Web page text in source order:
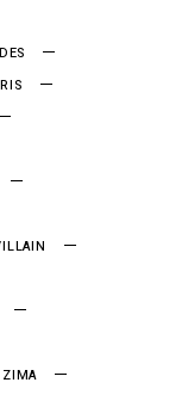
ZIMA